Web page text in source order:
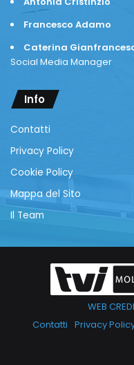
Francesco Adamo
Caterina
Social Media Manager
Info
Contatti
Privacy Policy
Cookie Policy
Mappa del Sito
Il Team
WEB
Contatti Privacy